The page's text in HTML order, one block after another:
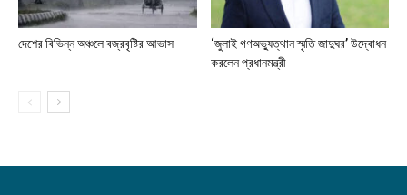
দেশের বিভিন্ন অঞ্চলে বজ্রবৃষ্টির আভাস
‘জুলাই গণঅভ্যুত্থান স্মৃতি জাদুঘর’ উদ্বোধন
করলেন প্রধানমন্ত্রী